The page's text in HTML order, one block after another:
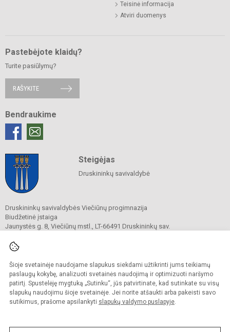
Šioje svetainėje naudojame slapukus siekdami užtikrinti jums teikiamų
paslaugų kokybę, analizuoti svetainės naudojimą ir optimizuoti naršymo
patirtį. Spustelėję mygtuką „Sutinku“, jūs patvirtinate, kad sutinkate su visų
slapukų naudojimu šioje svetainėje. Jei norite atšaukti arba pakeisti savo
sutikimus, prašome apsilankyti slapukų valdymo puslapyje.
Teisinė informacija
Atviri duomenys
Pastebėjote klaidų?
Turite pasiūlymų?
RAŠYKITE
Bendraukime
Steigėjas
Druskininkų savivaldybė
Druskininkų savivaldybės Viečiūnų progimnazija
Biudžetinė įstaiga
Jaunystės g. 8, Viečiūnų mstl., LT-66491 Druskininkų sav.
El. p.
Duomenys kaupiami ir saugomi
Juridinių asmenų registre
Įstaigos kodas 190108418
El. pristatymo dėžutės adresas 190108418
Kopijuoti turinį be raštiško progimnazijos sutikimo griežtai draudžiama.